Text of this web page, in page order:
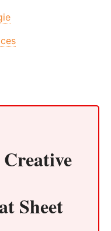
Creative
Sheet